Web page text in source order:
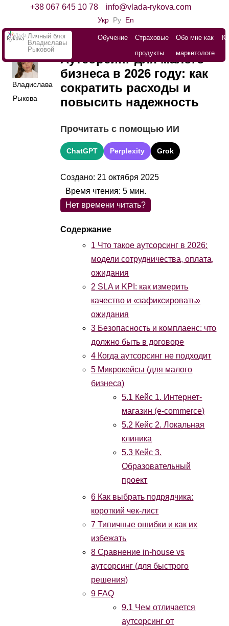
+38 067 645 10 78 info@vlada-rykova.com
Укр Ру En
Личный блог
Владиславы
Рыковой
Обучение
Страховые
продукты
Обо мне как
маркетологе
Владислава
Рыкова
Аутсорсинг для малого
бизнеса в 2026 году: как
сократить расходы и
повысить надежность
Прочитать с помощью ИИ
ChatGPT Perplexity Grok
Создано: 21 октября 2025
Нет времени читать?
1 Что такое аутсорсинг в 2026:
модели сотрудничества, оплата,
ожидания
2 SLA и KPI: как измерить
качество и «зафиксировать»
ожидания
3 Безопасность и комплаенс: что
должно быть в договоре
4 Когда аутсорсинг не подходит
5 Микрокейсы (для малого
бизнеса)
5.1 Кейс 1. Интернет-
магазин (e-commerce)
5.2 Кейс 2. Локальная
клиника
5.3 Кейс 3.
Образовательный
проект
6 Как выбрать подрядчика:
короткий чек-лист
7 Типичные ошибки и как их
избежать
8 Сравнение in-house vs
аутсорсинг (для быстрого
решения)
9 FAQ
9.1 Чем отличается
аутсорсинг от
Время чтения:5 мин.